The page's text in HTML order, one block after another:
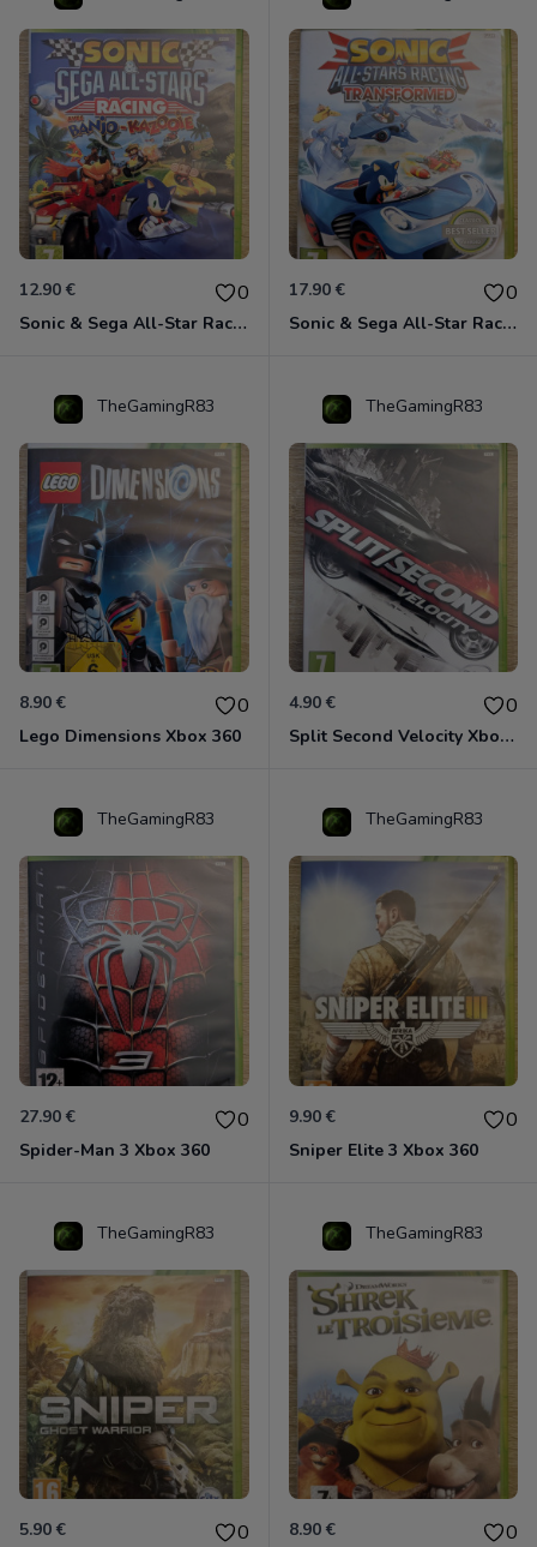
12.90 € 0
Sonic & Sega All-Star Racing avec Banjo-Kazooie Xbox 360
17.90 € 0
Sonic & Sega All-Star Racing - Transformed Xbox 360
TheGamingR83
8.90 € 0
Lego Dimensions Xbox 360
TheGamingR83
4.90 € 0
Split Second Velocity Xbox 360
TheGamingR83
27.90 € 0
Spider-Man 3 Xbox 360
TheGamingR83
9.90 € 0
Sniper Elite 3 Xbox 360
TheGamingR83
5.90 € 0
TheGamingR83
8.90 € 0